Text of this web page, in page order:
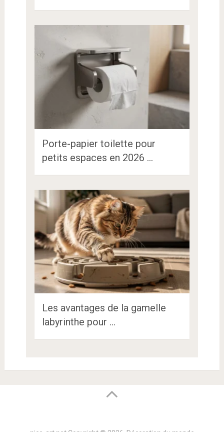
Porte-papier toilette pour
petits espaces en 2026 …
Les avantages de la gamelle
labyrinthe pour …